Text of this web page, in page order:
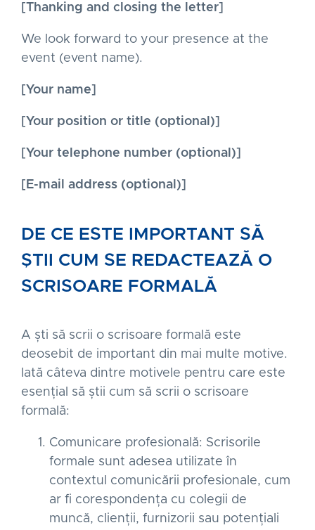
[Thanking and closing the letter]
We look forward to your presence at the
event (event name).
[Your name]
[Your position or title (optional)]
[Your telephone number (optional)]
[E-mail address (optional)]
DE CE ESTE IMPORTANT SĂ
ȘTII CUM SE REDACTEAZĂ O
SCRISOARE FORMALĂ
A ști să scrii o scrisoare formală este
deosebit de important din mai multe motive.
Iată câteva dintre motivele pentru care este
esențial să știi cum să scrii o scrisoare
formală:
Comunicare profesională: Scrisorile
formale sunt adesea utilizate în
contextul comunicării profesionale, cum
ar fi corespondența cu colegii de
muncă, clienții, furnizorii sau potențiali